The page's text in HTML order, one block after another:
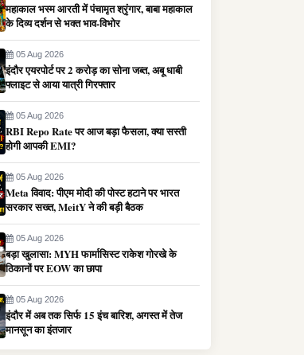
महाकाल भस्म आरती में पंचामृत श्रृंगार, बाबा महाकाल
के दिव्य दर्शन से भक्त भाव-विभोर
05 Aug 2026
इंदौर एयरपोर्ट पर 2 करोड़ का सोना जब्त, अबू धाबी
फ्लाइट से आया यात्री गिरफ्तार
05 Aug 2026
RBI Repo Rate पर आज बड़ा फैसला, क्या सस्ती
होगी आपकी EMI?
05 Aug 2026
Meta विवाद: पीएम मोदी की पोस्ट हटाने पर भारत
सरकार सख्त, MeitY ने की बड़ी बैठक
05 Aug 2026
बड़ा खुलासा: MYH फार्मासिस्ट राकेश गोरखे के
ठिकानों पर EOW का छापा
05 Aug 2026
इंदौर में अब तक सिर्फ 15 इंच बारिश, अगस्त में तेज
मानसून का इंतजार